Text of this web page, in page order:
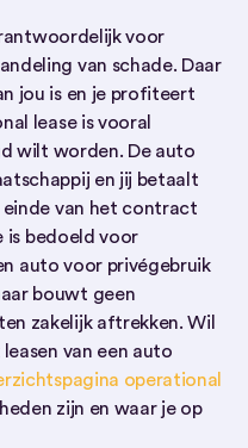
voor
van schade. Daar
jou is en je profiteert
lease is vooral
wilt worden. De auto
en jij betaalt
einde van het contract
is bedoeld voor
auto voor privégebruik
bouwt geen
zakelijk aftrekken. Wil
van een auto
operational
zijn en waar je op